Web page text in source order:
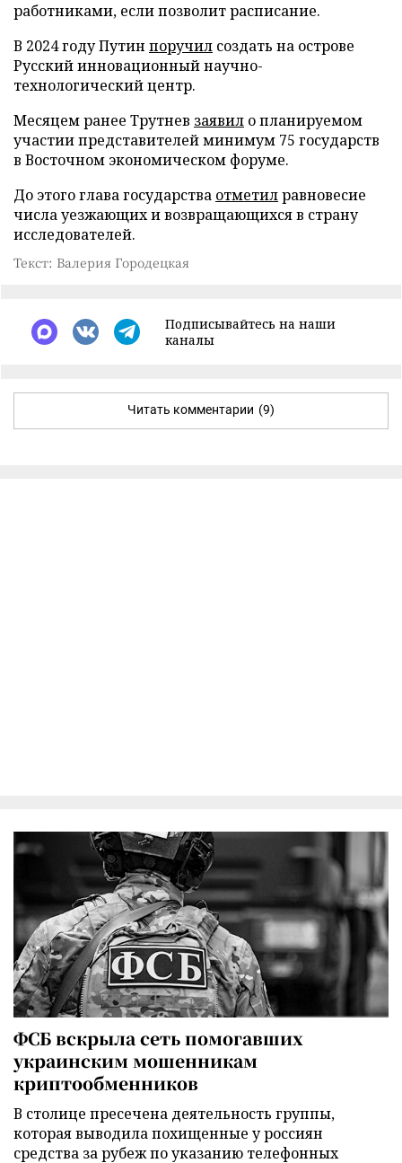
работниками, если позволит расписание.
В 2024 году Путин поручил создать на острове
Русский инновационный научно-
технологический центр.
Месяцем ранее Трутнев заявил о планируемом
участии представителей минимум 75 государств
в Восточном экономическом форуме.
До этого глава государства отметилравновесие
числа уезжающих и возвращающихся в страну
исследователей.
Текст: Валерия Городецкая
Подписывайтесь на наши
каналы
Читать комментарии (9)
ФСБ вскрыла сеть помогавших
украинским мошенникам
криптообменников
В столице пресечена деятельность группы,
которая выводила похищенные у россиян
средства за рубеж по указанию телефонных